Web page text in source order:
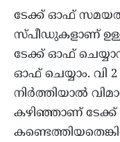
ടേക്ക് ഓഫ്
സ്പീഡുകളാണ്
ടേക്ക് ഓഫ്
ഓഫ് ചെയ്യാം. വി
നിർത്തിയാൽ
കഴിഞ്ഞാണ്